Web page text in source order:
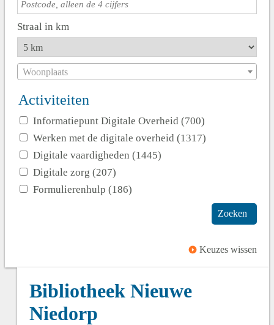
Straal in km
Woonplaats
Activiteiten
Informatiepunt Digitale Overheid (700)
Werken met de digitale overheid (1317)
Digitale vaardigheden (1445)
Digitale zorg (207)
Formulierenhulp (186)
Zoeken
Keuzes wissen
Bibliotheek Nieuwe
Niedorp